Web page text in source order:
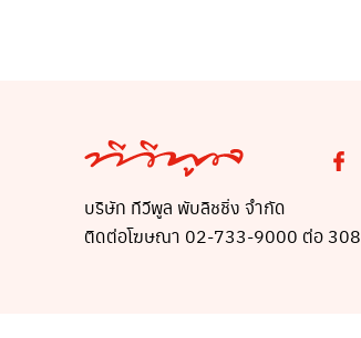
บริษัท ทีวีพูล พับลิชชิ่ง จำกัด
ติดต่อโฆษณา 02-733-9000 ต่อ 308